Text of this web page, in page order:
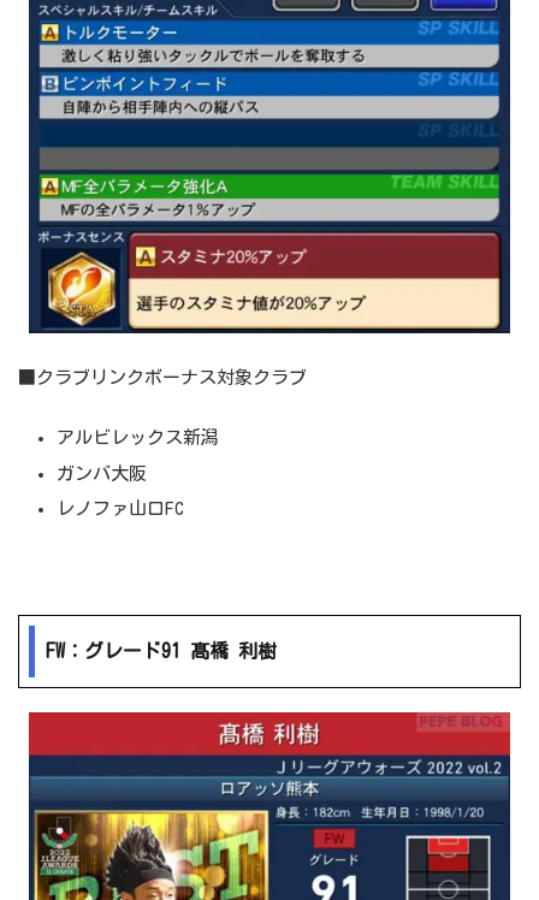
■クラブリンクボーナス対象クラブ
アルビレックス新潟
ガンバ大阪
レノファ山口FC
FW：グレード91 髙橋 利樹